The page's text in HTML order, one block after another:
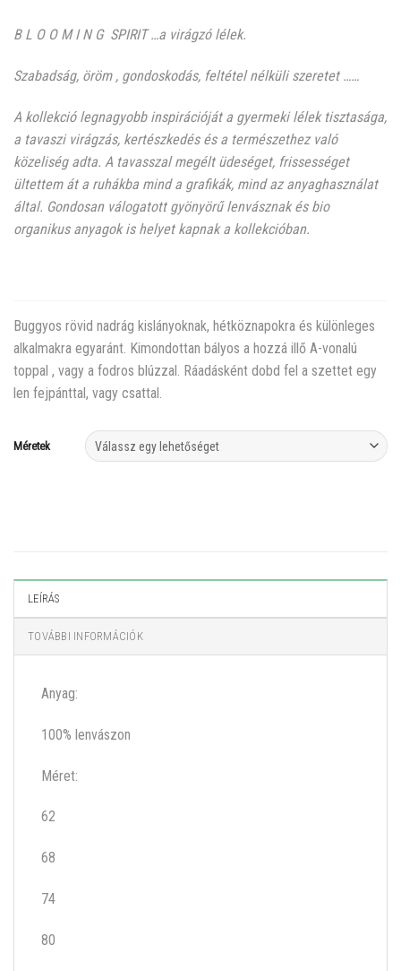
B L O O M I N G SPIRIT …a virágzó lélek.
Szabadság, öröm , gondoskodás, feltétel nélküli szeretet ……
A kollekció legnagyobb inspirációját a gyermeki lélek tisztasága,
a tavaszi virágzás, kertészkedés és a természethez való
közeliség adta. A tavasszal megélt üdeséget, frissességet
ültettem át a ruhákba mind a grafikák, mind az anyaghasználat
által. Gondosan válogatott gyönyörű lenvásznak és bio
organikus anyagok is helyet kapnak a kollekcióban.
Buggyos rövid nadrág kislányoknak, hétköznapokra és különleges
alkalmakra egyaránt. Kimondottan bályos a hozzá illő A-vonalú
toppal , vagy a fodros blúzzal. Ráadásként dobd fel a szettet egy
len fejpánttal, vagy csattal.
Méretek
LEÍRÁS
TOVÁBBI INFORMÁCIÓK
Anyag:
100% lenvászon
Méret:
62
68
74
80